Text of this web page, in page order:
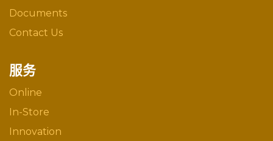
Documents
Contact Us
服务
Online
In-Store
Innovation